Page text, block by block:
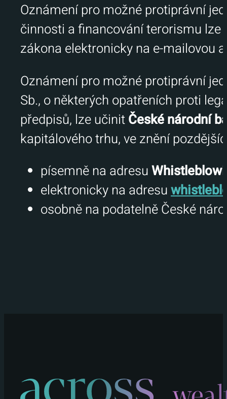
Oznámení pro možné protiprávní
činnosti a financování terorismu
zákona elektronicky na e-mailovou
Oznámení pro možné protiprávní
Sb., o některých opatřeních proti
předpisů, lze učinitČeské národní
kapitálového trhu, ve znění
písemně na adresu
elektronicky na adresu
osobně na podatelně České